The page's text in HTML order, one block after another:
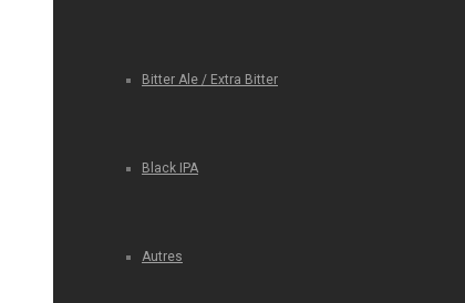
Bitter Ale / Extra Bitter
Black IPA
Autres